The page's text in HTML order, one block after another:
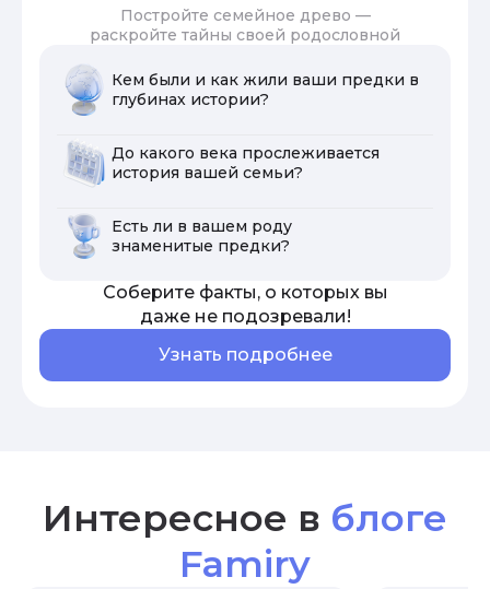
Постройте семейное древо —
раскройте тайны своей родословной
Кем были и как жили ваши предки в
глубинах истории?
До какого века прослеживается
история вашей семьи?
Есть ли в вашем роду
знаменитые предки?
Соберите факты, о которых вы
даже не подозревали!
Узнать подробнее
Интересное в блоге
Famiry